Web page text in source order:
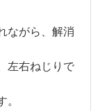
ながら、解消
左右ねじりで
。